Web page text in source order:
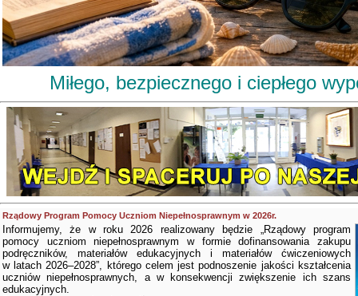
Miłego, bezpiecznego i ciepłego
Rządowy Program Pomocy Uczniom Niepełnosprawnym w 2026r.
Informujemy, że w roku 2026 realizowany będzie „Rządowy program
pomocy uczniom niepełnosprawnym w formie dofinansowania zakupu
podręczników, materiałów edukacyjnych i materiałów ćwiczeniowych
w latach 2026–2028”, którego celem jest podnoszenie jakości kształcenia
uczniów niepełnosprawnych, a w konsekwencji zwiększenie ich szans
edukacyjnych.